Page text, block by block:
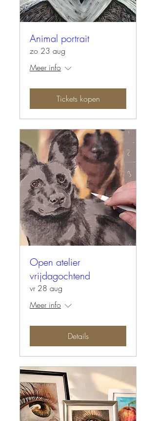
Animal portrait
zo 23 aug
Meer info
Tickets kopen
Open atelier
vrijdagochtend
vr 28 aug
Meer info
Details